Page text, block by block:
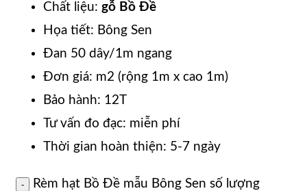
Chất liệu: gỗ Bồ Đề
Họa tiết: Bông Sen
Đan 50 dây/1m ngang
Đơn giá: m2 (rộng 1m x cao 1m)
Bảo hành: 12T
Tư vấn đo đạc: miễn phí
Thời gian hoàn thiện: 5-7 ngày
Rèm hạt Bồ Đề mẫu Bông Sen số lượng